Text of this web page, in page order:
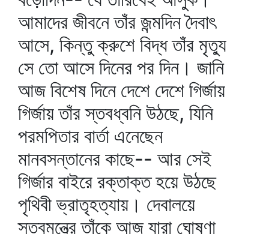
আমাদের জীবনে তাঁর জন্মদিন দৈবাৎ
আসে, কিন্তু ক্রুশে বিদ্ধ তাঁর মৃত্যু
সে তো আসে দিনের পর দিন। জানি
আজ বিশেষ দিনে দেশে দেশে গির্জায়
গির্জায় তাঁর স্তবধ্বনি উঠছে, যিনি
পরমপিতার বার্তা এনেছেন
মানবসন্তানের কাছে-- আর সেই
গির্জার বাইরে রক্তাক্ত হয়ে উঠছে
পৃথিবী ভ্রাতৃহত্যায়। দেবালয়ে
স্তবমন্ত্রে তাঁকে আজ যারা ঘোষণা